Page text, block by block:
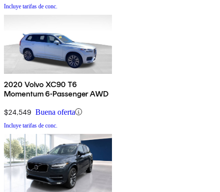
Incluye tarifas de conc.
2020 Volvo XC90 T6
Momentum 6-Passenger AWD
$24,549 Buena oferta
Incluye tarifas de conc.